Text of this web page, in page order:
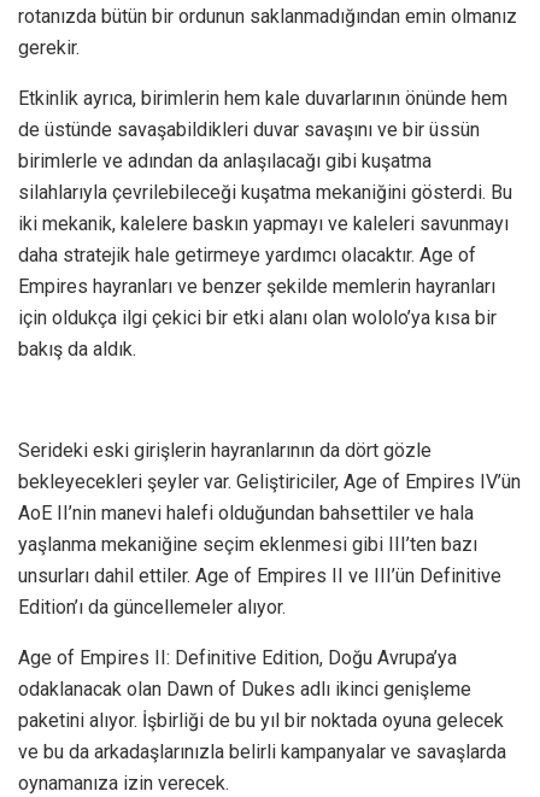
rotanızda bütün bir ordunun saklanmadığından emin olmanız
gerekir.
Etkinlik ayrıca, birimlerin hem kale duvarlarının önünde hem
de üstünde savaşabildikleri duvar savaşını ve bir üssün
birimlerle ve adından da anlaşılacağı gibi kuşatma
silahlarıyla çevrilebileceği kuşatma mekaniğini gösterdi. Bu
iki mekanik, kalelere baskın yapmayı ve kaleleri savunmayı
daha stratejik hale getirmeye yardımcı olacaktır. Age of
Empires hayranları ve benzer şekilde memlerin hayranları
için oldukça ilgi çekici bir etki alanı olan wololo’ya kısa bir
bakış da aldık.
Serideki eski girişlerin hayranlarının da dört gözle
bekleyecekleri şeyler var. Geliştiriciler, Age of Empires IV’ün
AoE II’nin manevi halefi olduğundan bahsettiler ve hala
yaşlanma mekaniğine seçim eklenmesi gibi III’ten bazı
unsurları dahil ettiler. Age of Empires II ve III’ün Definitive
Edition’ı da güncellemeler alıyor.
Age of Empires II: Definitive Edition, Doğu Avrupa’ya
odaklanacak olan Dawn of Dukes adlı ikinci genişleme
paketini alıyor. İşbirliği de bu yıl bir noktada oyuna gelecek
ve bu da arkadaşlarınızla belirli kampanyalar ve savaşlarda
oynamanıza izin verecek.